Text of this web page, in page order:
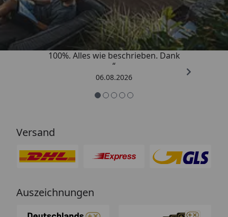
4,83/ 5
„Super schnell gelifert. Ware passt
100%. Alles wie beschrieben. Dank
“
06.08.2026
Versand
Auszeichnungen